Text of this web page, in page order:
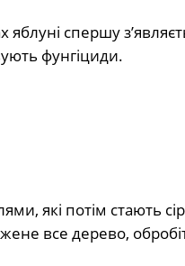
спершу
фунгіциди.
які потім стають
все дерево,